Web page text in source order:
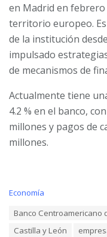
en Madrid en
territorio europeo.
de la institución
impulsado
de mecanismos de
Actualmente tiene
4.2 % en el banco,
millones y pagos de
millones.
C
Economía
Banco Centroamericano
Castilla y León